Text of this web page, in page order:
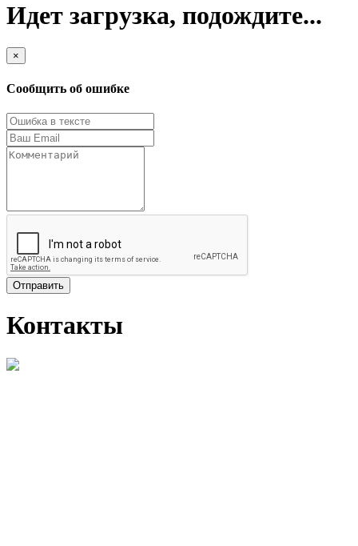
Идет загрузка, подождите...
×
Сообщить об ошибке
Отправить
Контакты